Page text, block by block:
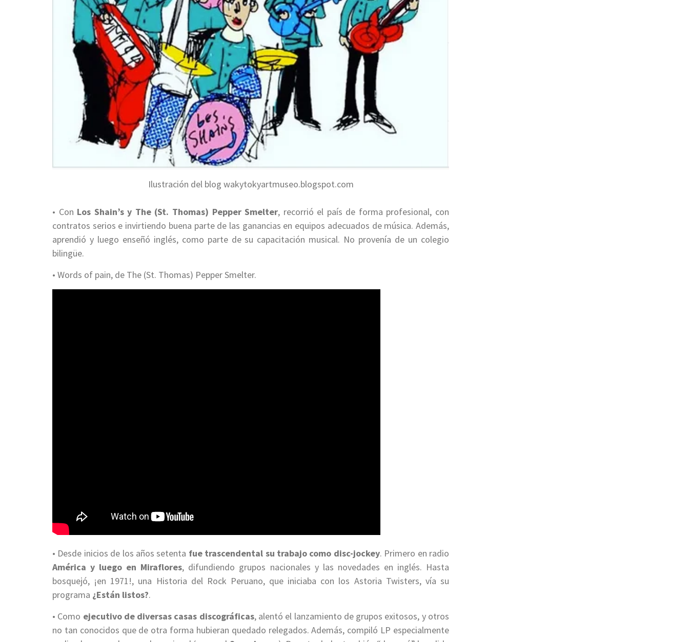
Ilustración del blog wakytokyartmuseo.blogspot.com
• Con Los Shain’s y The (St. Thomas) Pepper Smelter, recorrió el país de forma profesional, con
contratos serios e invirtiendo buena parte de las ganancias en equipos adecuados de música. Además,
aprendió y luego enseñó inglés, como parte de su capacitación musical. No provenía de un colegio
bilingüe.
• Words of pain, de The (St. Thomas) Pepper Smelter.
• Desde inicios de los años setenta fue trascendental su trabajo como disc-jockey. Primero en radio
América y luego en Miraflores, difundiendo grupos nacionales y las novedades en inglés. Hasta
bosquejó, ¡en 1971!, una Historia del Rock Peruano, que iniciaba con los Astoria Twisters, vía su
programa ¿Están listos?.
• Como ejecutivo de diversas casas discográficas, alentó el lanzamiento de grupos exitosos, y otros
no tan conocidos que de otra forma hubieran quedado relegados. Además, compiló LP especialmente